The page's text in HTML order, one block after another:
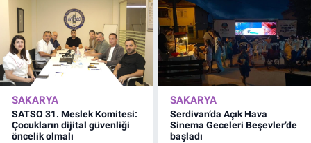
SAKARYA
SATSO 31. Meslek Komitesi:
Çocukların dijital güvenliği
öncelik olmalı
SAKARYA
Serdivan’da Açık Hava
Sinema Geceleri Beşevler’de
başladı